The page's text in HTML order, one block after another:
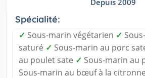
Depuis 2009
Spécialité:
✓ Sous-marin végétarien ✓
saturé ✓ Sous-marin au porc
au poulet sate ✓ Sous-marin au
Sous-marin au bœuf à la